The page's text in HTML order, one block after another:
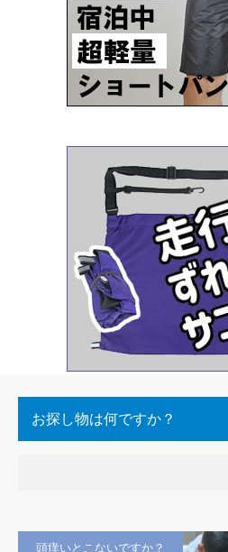
お探し物は何ですか？
頭痒いとこないですか？